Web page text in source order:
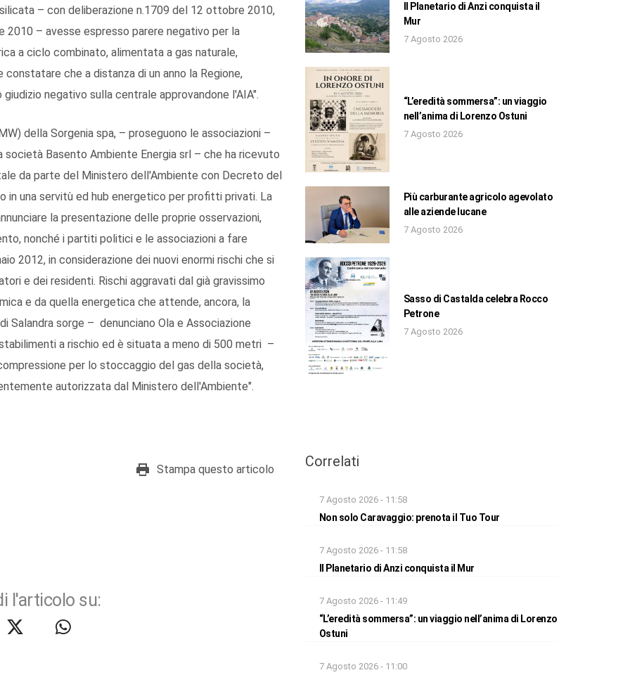
– con deliberazione n.1709 del 12 ottobre 2010,
2010 – avesse espresso parere negativo per la
a ciclo combinato, alimentata a gas naturale,
che a distanza di un anno la Regione,
negativo sulla centrale approvandone l'AIA".
della Sorgenia spa, – proseguono le associazioni –
Basento Ambiente Energia srl – che ha ricevuto
da parte del Ministero dell'Ambiente con Decreto del
una servitù ed hub energetico per profitti privati. La
la presentazione delle proprie osservazioni,
nonché i partiti politici e le associazioni a fare
2012, in considerazione dei nuovi enormi rischi che si
e dei residenti. Rischi aggravati dal già gravissimo
e da quella energetica che attende, ancora, la
sorge – denunciano Ola e Associazione
a rischio ed è situata a meno di 500 metri –
per lo stoccaggio del gas della società,
autorizzata dal Ministero dell'Ambiente".
Stampa questo articolo
l'articolo su:
Il Planetario di Anzi conquista il
Mur
7 Agosto 2026
“L’eredità sommersa”: un viaggio
nell’anima di Lorenzo Ostuni
7 Agosto 2026
Più carburante agricolo agevolato
alle aziende lucane
7 Agosto 2026
Sasso di Castalda celebra Rocco
Petrone
7 Agosto 2026
Correlati
7 Agosto 2026 - 11:58
Non solo Caravaggio: prenota il Tuo Tour
7 Agosto 2026 - 11:58
Il Planetario di Anzi conquista il Mur
7 Agosto 2026 - 11:49
“L’eredità sommersa”: un viaggio nell’anima di Lorenzo
Ostuni
7 Agosto 2026 - 11:00